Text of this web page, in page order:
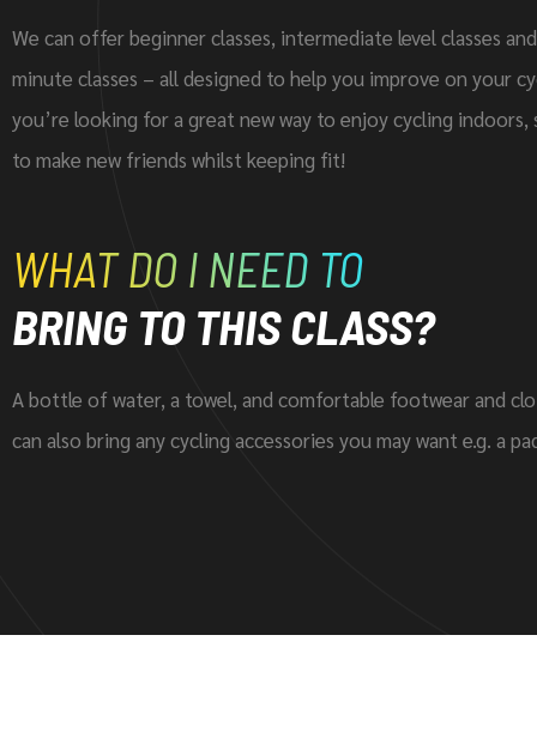
We can offer beginner classes, intermediate level classes
minute classes – all designed to help you improve on your
you’re looking for a great new way to enjoy cycling indoors,
to make new friends whilst keeping fit!
WHAT DO I NEED TO
BRING TO THIS CLASS?
A bottle of water, a towel, and comfortable footwear and
can also bring any cycling accessories you may want e.g. a